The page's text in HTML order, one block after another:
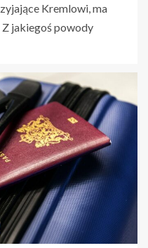
Kremlowi, ma
jakiegoś powody